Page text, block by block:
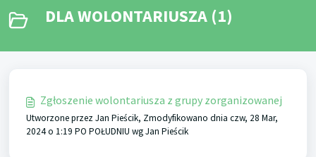
DLA WOLONTARIUSZA (1)
Zgłoszenie wolontariusza z grupy zorganizowanej
Utworzone przez Jan Pieścik, Zmodyfikowano dnia czw, 28 Mar,
2024 o 1:19 PO POŁUDNIU wg Jan Pieścik